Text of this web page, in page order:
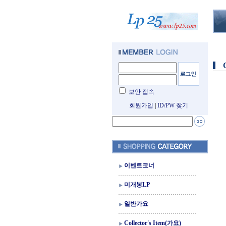
보안 접속
회원가입
ID/PW 찾기
이벤트코너
미개봉LP
일반가요
Collector's Item(가요)